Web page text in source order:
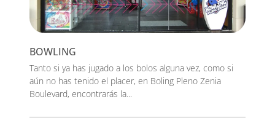
BOWLING
Tanto si ya has jugado a los bolos alguna vez, como si
aún no has tenido el placer, en Boling Pleno Zenia
Boulevard, encontrarás la...